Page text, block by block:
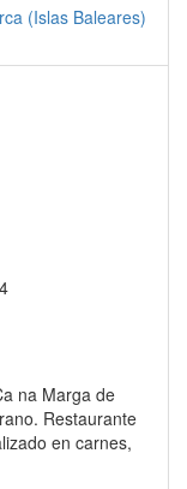
(Islas Baleares)
na Marga de
Restaurante
en carnes,